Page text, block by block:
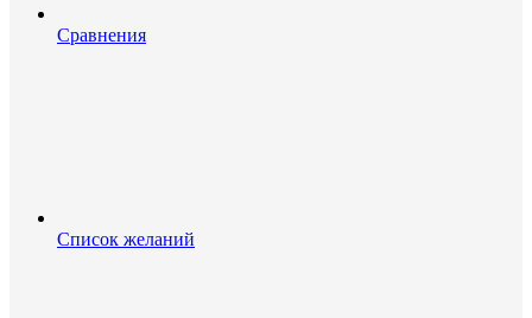
Сравнения
Список желаний